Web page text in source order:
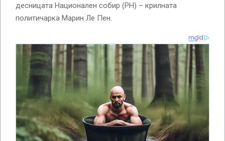
десницата Национален собир (РН) – крилната
политичарка Марин Ле Пен.